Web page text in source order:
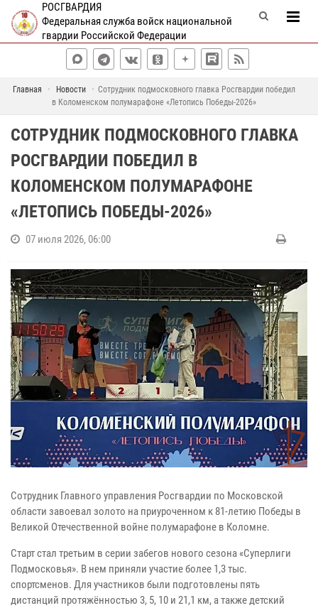
РОСГВАРДИЯ
Федеральная служба войск национальной
гвардии Российской Федерации
Главная Новости
Сотрудник подмосковного главка Росгвардии победил
в Коломенском полумарафоне «Летопись Победы-2026»
СОТРУДНИК ПОДМОСКОВНОГО ГЛАВКА
РОСГВАРДИИ ПОБЕДИЛ В
КОЛОМЕНСКОМ ПОЛУМАРАФОНЕ
«ЛЕТОПИСЬ ПОБЕДЫ-2026»
07 июля 2026, 06:00
Сотрудник Главного управления Росгвардии по Московской
области завоевал золото на приуроченном к 81-летию Победы в
Великой Отечественной войне полумарафоне в Коломне.
Старт стал третьим в серии забегов нового сезона «Суперлиги
Подмосковья». В нем приняли участие более 1,3 тыс.
спортсменов. Для участников были подготовлены пять
дистанций протяжённостью 3, 5, 10 и 21,1 км, а также детский